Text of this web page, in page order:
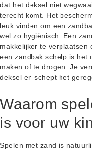
dat het deksel niet
terecht komt. Het
leuk vinden om een
wel zo hygiënisch. Een
makkelijker te verplaatsen
een zandbak schelp is het
maken of te drogen. Je
deksel en schept het
Waarom
is voor uw
Spelen met zand is